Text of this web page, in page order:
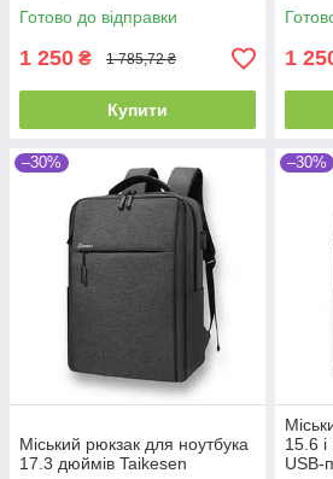
Готово до відправки
1 250 ₴ 1 785,72 ₴
Купити
1
–30%
Міський рюкзак для ноутбука
17.3 дюймів Taikesen
–30%
15.6
USB-